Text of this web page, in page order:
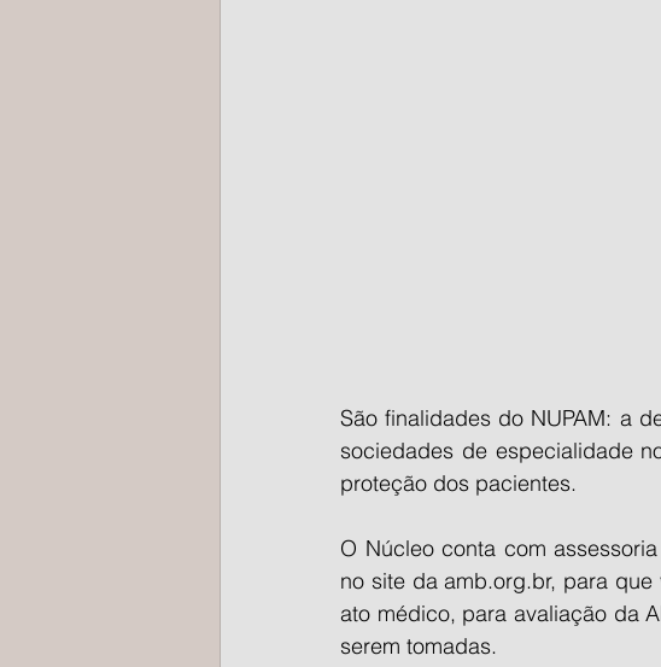
São finalidades do NUPAM: a
sociedades de especialidade
proteção dos pacientes.
O Núcleo conta com
no site da amb.org.br, para
ato médico, para avaliação da
serem tomadas.